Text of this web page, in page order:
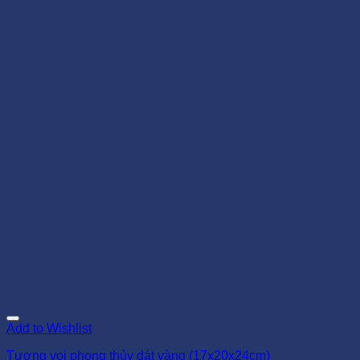
Add to Wishlist
Tượng voi phong thủy dát vàng (17x20x24cm)